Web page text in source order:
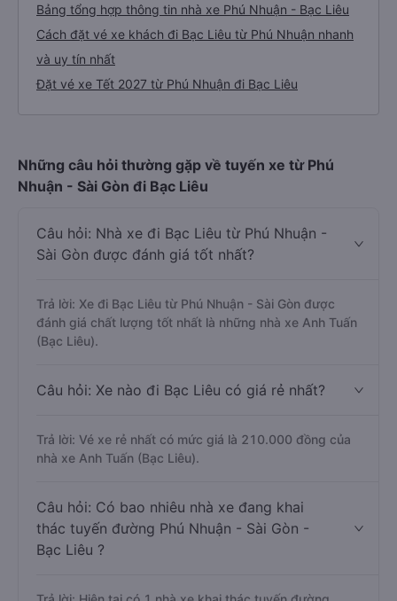
Bảng tổng hợp thông tin nhà xe Phú Nhuận - Bạc Liêu
Cách đặt vé xe khách đi Bạc Liêu từ Phú Nhuận nhanh
và uy tín nhất
Đặt vé xe Tết 2027 từ Phú Nhuận đi Bạc Liêu
Những câu hỏi thường gặp về tuyến xe từ Phú
Nhuận - Sài Gòn đi Bạc Liêu
Câu hỏi: Nhà xe đi Bạc Liêu từ Phú Nhuận -
Sài Gòn được đánh giá tốt nhất?
Trả lời: Xe đi Bạc Liêu từ Phú Nhuận - Sài Gòn được
đánh giá chất lượng tốt nhất là những nhà xe Anh Tuấn
(Bạc Liêu).
Câu hỏi: Xe nào đi Bạc Liêu có giá rẻ nhất?
Trả lời: Vé xe rẻ nhất có mức giá là 210.000 đồng của
nhà xe Anh Tuấn (Bạc Liêu).
Câu hỏi: Có bao nhiêu nhà xe đang khai
thác tuyến đường Phú Nhuận - Sài Gòn -
Bạc Liêu ?